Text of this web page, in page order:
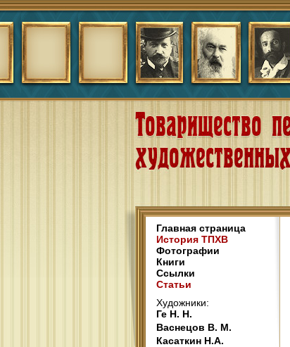
Главная страница
История ТПХВ
Фотографии
Книги
Ссылки
Статьи
Художники:
Ге Н. Н.
Васнецов В. М.
Касаткин Н.А.